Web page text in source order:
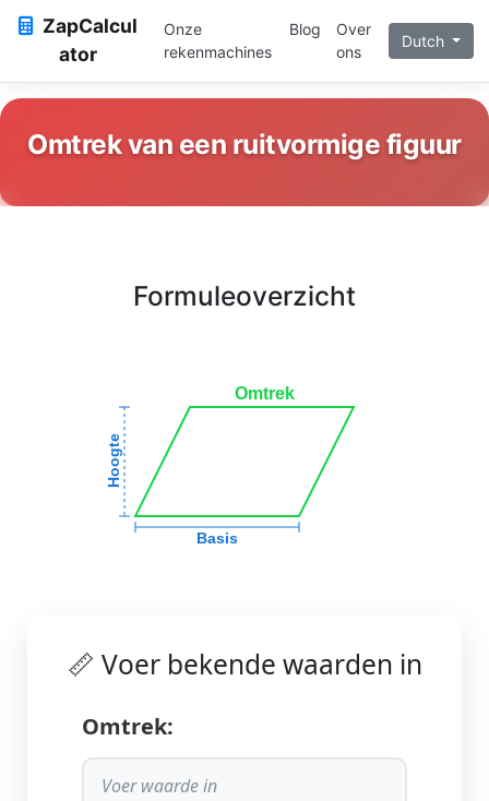
ZapCalcul
ator
Onze
rekenmachines
Blog
Over
ons
Dutch
Omtrek van een ruitvormige figuur
📏 Voer bekende waarden in
Omtrek:
Formuleoverzicht
Basis
Hoogte
Omtrek